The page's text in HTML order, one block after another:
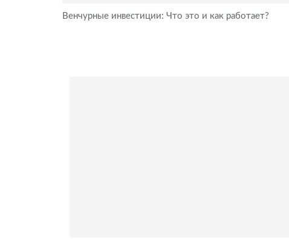
Венчурные инвестиции: Что это и как работает?